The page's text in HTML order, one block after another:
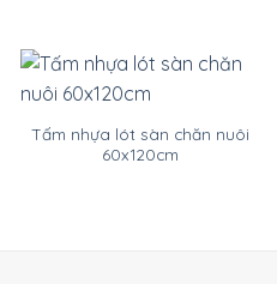
Tấm nhựa lót sàn chăn nuôi
60x120cm